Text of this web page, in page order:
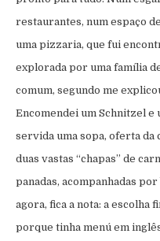
restaurantes, num espaço
uma pizzaria, que fui
explorada por uma família
comum, segundo me
Encomendei um Schnitzel e
servida uma sopa, oferta da
duas vastas “chapas” de
panadas, acompanhadas
agora, fica a nota: a escolha
porque tinha menú em